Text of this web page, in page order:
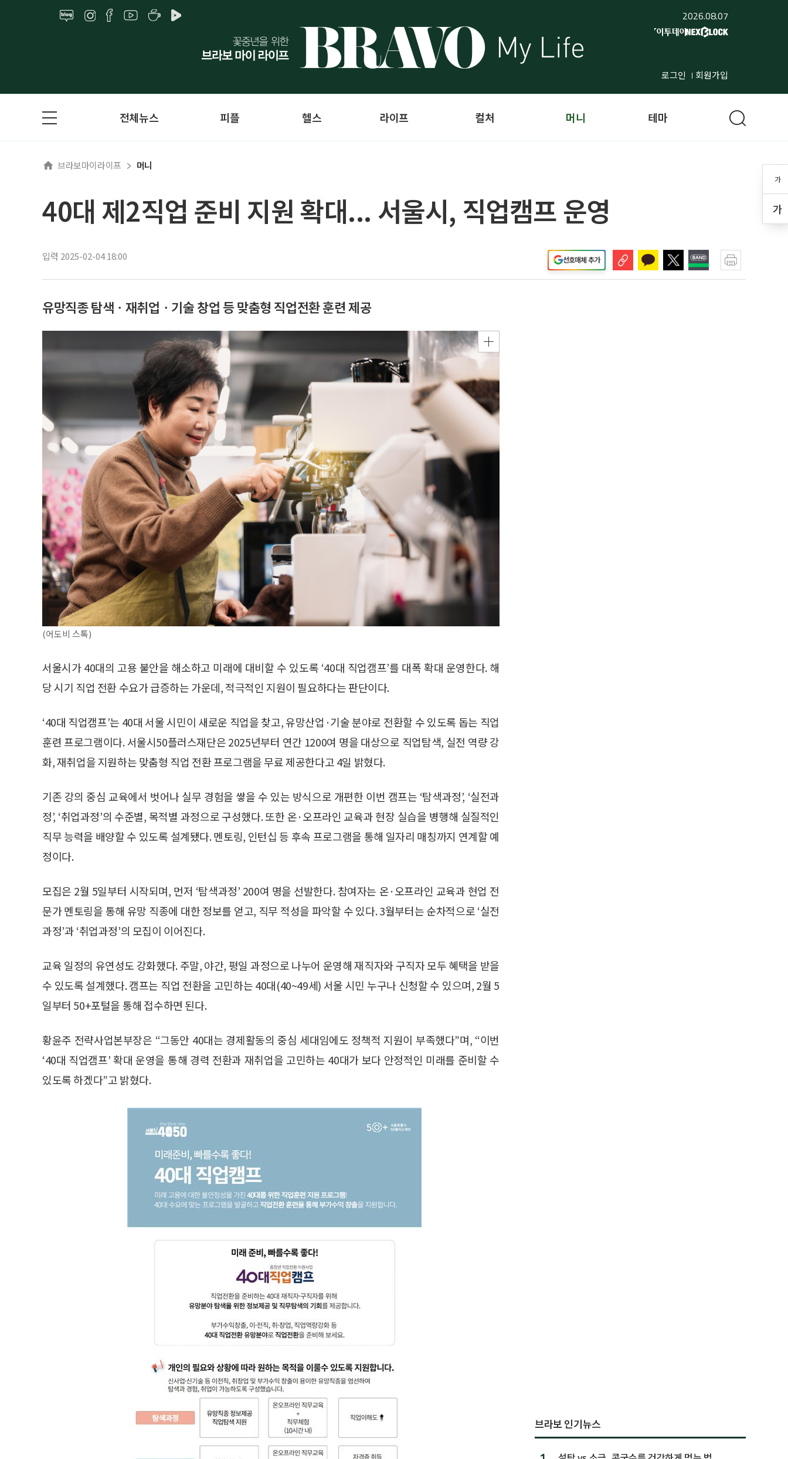
2026.08.07
로그인 회원가입
가
가
전체뉴스 피플 헬스 라이프 컬처 머니 테마
브라보마이라이프 머니
40대 제2직업 준비 지원 확대... 서울시, 직업캠프 운영
입력 2025-02-04 18:00 선호매체 추가
유망직종 탐색ㆍ재취업ㆍ기술 창업 등 맞춤형 직업전환 훈련 제공
(어도비 스톡)
서울시가 40대의 고용 불안을 해소하고 미래에 대비할 수 있도록 ‘40대 직업캠프’를 대폭 확대 운영한다. 해
당 시기 직업 전환 수요가 급증하는 가운데, 적극적인 지원이 필요하다는 판단이다.
‘40대 직업캠프’는 40대 서울 시민이 새로운 직업을 찾고, 유망산업·기술 분야로 전환할 수 있도록 돕는 직업
훈련 프로그램이다. 서울시50플러스재단은 2025년부터 연간 1200여 명을 대상으로 직업탐색, 실전 역량 강
화, 재취업을 지원하는 맞춤형 직업 전환 프로그램을 무료 제공한다고 4일 밝혔다.
기존 강의 중심 교육에서 벗어나 실무 경험을 쌓을 수 있는 방식으로 개편한 이번 캠프는 ‘탐색과정’, ‘실전과
정’, ‘취업과정’의 수준별, 목적별 과정으로 구성했다. 또한 온·오프라인 교육과 현장 실습을 병행해 실질적인
직무 능력을 배양할 수 있도록 설계됐다. 멘토링, 인턴십 등 후속 프로그램을 통해 일자리 매칭까지 연계할 예
정이다.
모집은 2월 5일부터 시작되며, 먼저 ‘탐색과정’ 200여 명을 선발한다. 참여자는 온·오프라인 교육과 현업 전
문가 멘토링을 통해 유망 직종에 대한 정보를 얻고, 직무 적성을 파악할 수 있다. 3월부터는 순차적으로 ‘실전
과정’과 ‘취업과정’의 모집이 이어진다.
교육 일정의 유연성도 강화했다. 주말, 야간, 평일 과정으로 나누어 운영해 재직자와 구직자 모두 혜택을 받을
수 있도록 설계했다. 캠프는 직업 전환을 고민하는 40대(40~49세) 서울 시민 누구나 신청할 수 있으며, 2월 5
일부터 50+포털을 통해 접수하면 된다.
황윤주 전략사업본부장은 “그동안 40대는 경제활동의 중심 세대임에도 정책적 지원이 부족했다”며, “이번
‘40대 직업캠프’ 확대 운영을 통해 경력 전환과 재취업을 고민하는 40대가 보다 안정적인 미래를 준비할 수
있도록 하겠다”고 밝혔다.
브라보 인기뉴스